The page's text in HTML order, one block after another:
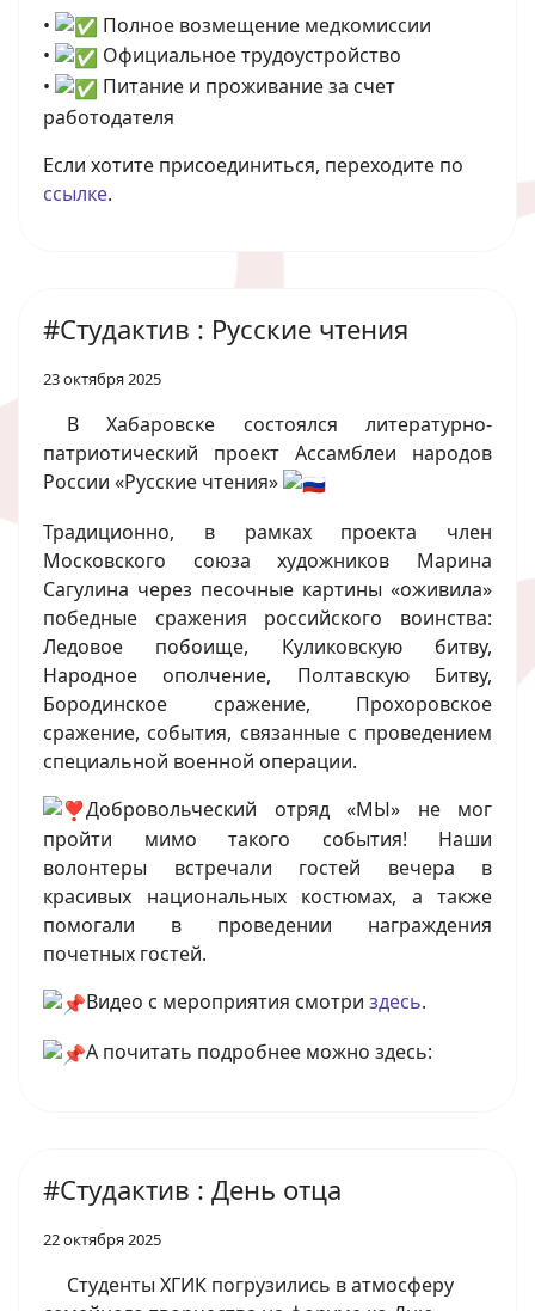
•
Полное возмещение медкомиссии
•
Официальное трудоустройство
•
Питание и проживание за счет
работодателя
Если хотите присоединиться, переходите по
ссылке.
#Студактив : Русские чтения
23 октября 2025
В Хабаровске состоялся литературно-
патриотический проект Ассамблеи народов
России «Русские чтения»
Традиционно, в рамках проекта член
Московского союза художников Марина
Сагулина через песочные картины «оживила»
победные сражения российского воинства:
Ледовое побоище, Куликовскую битву,
Народное ополчение, Полтавскую Битву,
Бородинское сражение, Прохоровское
сражение, события, связанные с проведением
специальной военной операции.
Добровольческий отряд «МЫ» не мог
пройти мимо такого события! Наши
волонтеры встречали гостей вечера в
красивых национальных костюмах, а также
помогали в проведении награждения
почетных гостей.
Видео с мероприятия смотри здесь.
А почитать подробнее можно здесь:
#Студактив : День отца
22 октября 2025
Студенты ХГИК погрузились в атмосферу